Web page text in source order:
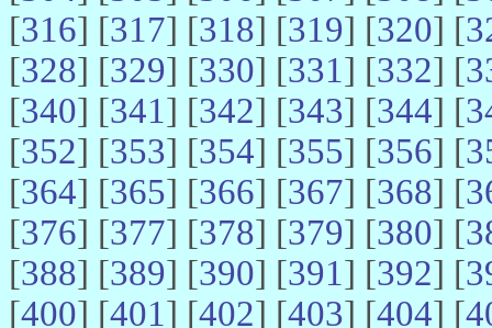
[316] [317] [318] [319] [320] [
[328] [329] [330] [331] [332] [
[340] [341] [342] [343] [344] [
[352] [353] [354] [355] [356] [
[364] [365] [366] [367] [368] [
[376] [377] [378] [379] [380] [
[388] [389] [390] [391] [392] [
[400] [401] [402] [403] [404] [